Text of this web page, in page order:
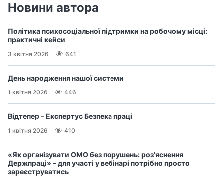
Новини автора
Політика психосоціальної підтримки на робочому місці:
практичні кейси
3 квітня 2026 641
День народження нашої системи
1 квітня 2026 446
Відтепер – Експертус Безпека праці
1 квітня 2026 410
«Як організувати ОМО без порушень: роз’яснення
Держпраці» – для участі у вебінарі потрібно просто
зареєструватись
ц